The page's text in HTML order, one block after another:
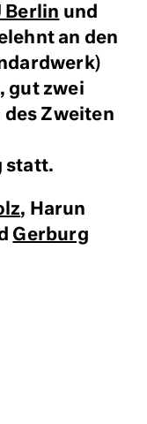
Berlin und
an den
gut zwei
des Zweiten
statt.
, Harun
Gerburg